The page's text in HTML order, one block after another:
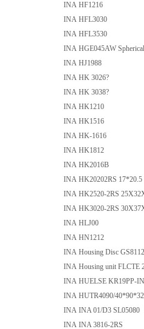
INA HF1216
INA HFL3030
INA HFL3530
INA HGE045AW
INA HJ1988
INA HK 3026?
INA HK 3038?
INA HK1210
INA HK1516
INA HK-1616
INA HK1812
INA HK2016B
INA HK20202RS 17*20.5
INA HK2520-2RS
INA HK3020-2RS
INA HLJ00
INA HN1212
INA Housing Disc
INA Housing unit FLCTE
INA HUELSE KR19PP-
INA HUTR4090/40*90*32
INA INA 01/D3 SL05080
INA INA 3816-2RS